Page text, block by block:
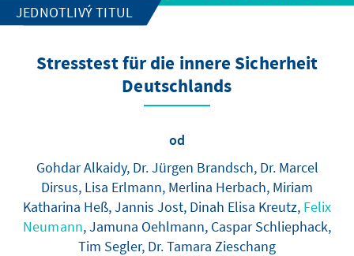
JEDNOTLIVÝ TITUL
Stresstest für die innere Sicherheit
Deutschlands
od
Gohdar Alkaidy, Dr. Jürgen Brandsch, Dr. Marcel
Dirsus, Lisa Erlmann, Merlina Herbach, Miriam
Katharina Heß, Jannis Jost, Dinah Elisa Kreutz, Felix
Neumann, Jamuna Oehlmann, Caspar Schliephack,
Tim Segler, Dr. Tamara Zieschang